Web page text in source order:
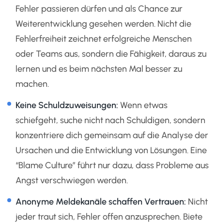
Fehler passieren dürfen und als Chance zur
Weiterentwicklung gesehen werden. Nicht die
Fehlerfreiheit zeichnet erfolgreiche Menschen
oder Teams aus, sondern die Fähigkeit, daraus zu
lernen und es beim nächsten Mal besser zu
machen.
Keine Schuldzuweisungen: Wenn etwas
schiefgeht, suche nicht nach Schuldigen, sondern
konzentriere dich gemeinsam auf die Analyse der
Ursachen und die Entwicklung von Lösungen. Eine
“Blame Culture” führt nur dazu, dass Probleme aus
Angst verschwiegen werden.
Anonyme Meldekanäle schaffen Vertrauen: Nicht
jeder traut sich, Fehler offen anzusprechen. Biete